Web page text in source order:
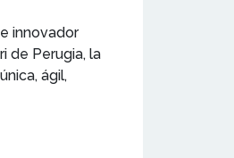
innovador
de Perugia, la
ágil,